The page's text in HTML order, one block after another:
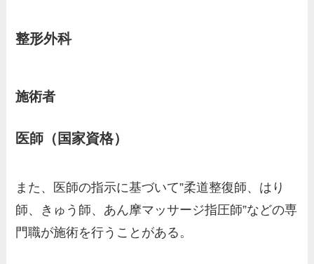
整形外科
施術者
医師（国家資格）
また、医師の指示に基づいて”柔道整復師、はり
師、きゅう師、あん摩マッサージ指圧師”などの専
門職が施術を行うことがある。